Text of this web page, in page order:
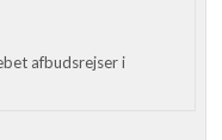
afbudsrejser i